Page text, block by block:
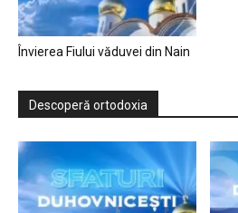
Învierea Fiului văduvei din Nain
Descoperă ortodoxia